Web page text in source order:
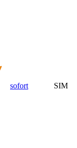
sofort SIM